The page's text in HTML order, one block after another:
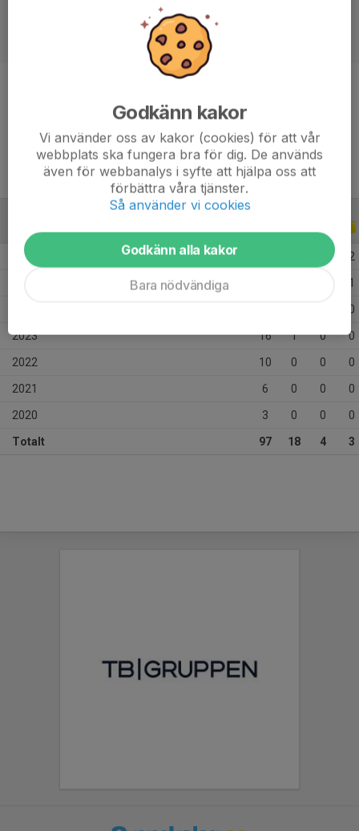
15 år
2026 2
1
0
2023 16 1 0 0
2022 10 0 0 0
2021 6 0 0 0
2020 3 0 0 0
Totalt 97 18 4 3
Godkänn kakor
Vi använder oss av kakor (cookies) för att vår
webbplats ska fungera bra för dig. De används
även för webbanalys i syfte att hjälpa oss att
förbättra våra tjänster.
Så använder vi cookies
Godkänn alla kakor
Bara nödvändiga